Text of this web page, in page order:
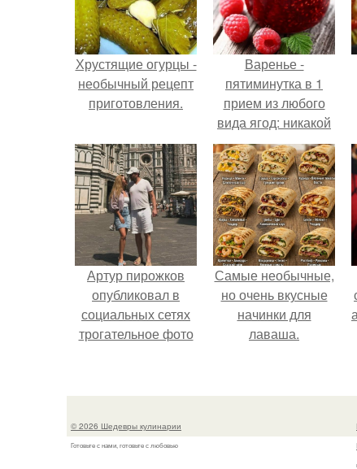
Хрустящие огурцы -
необычный рецепт
приготовления.
Варенье -
пятиминутка в 1
прием из любого
вида ягод: никакой
длительной варки,
все витамины на
месте!
Артур пирожков
опубликовал в
социальных сетях
трогательное фото
сделанное во
путешествия в
Италию.
Самые необычные,
но очень вкусные
начинки для
лаваша.
© 2026 Шедевры кулинарии
Готовьте с нами, готовьте с любовью